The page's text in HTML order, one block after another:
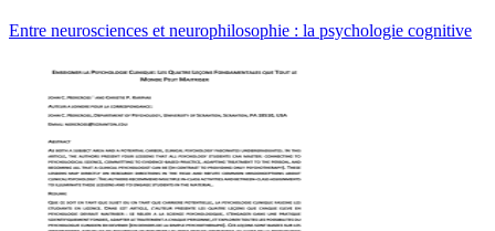
Entre neurosciences et neurophilosophie : la psychologie cognitive